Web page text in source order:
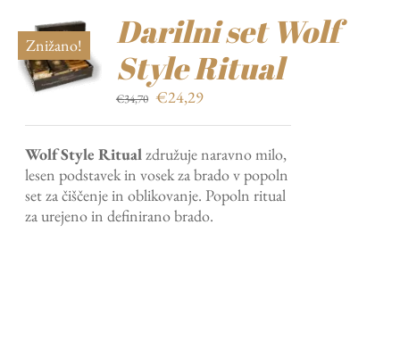
Znižano!
Darilni set Wolf
Style Ritual
€34,70 Izvirna
bila:
€34,70.
€24,29Trenutna
€24,29.
Wolf Style Ritualzdružuje naravno milo,
lesen podstavek in vosek za brado v popoln
set za čiščenje in oblikovanje. Popoln ritual
za urejeno in definirano brado.